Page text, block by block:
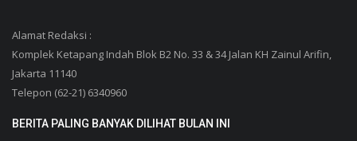
Alamat Redaksi :
Komplek Ketapang Indah Blok B2 No. 33 & 34 Jalan KH Zainul Arifin,
Jakarta 11140
Telepon (62-21) 6340960
BERITA PALING BANYAK DILIHAT BULAN INI